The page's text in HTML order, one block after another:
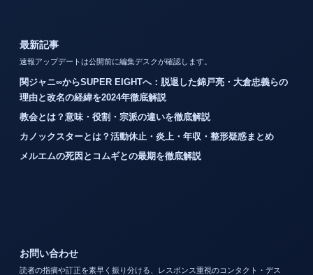
最新記事
速報アップデートは公開前に編集デスクが確認します。
関ジャニ∞からSUPER EIGHTへ：脱退した錦戸亮・大倉忠義らの
理由と改名の経緯を2024年徹底解説
教会とは？意味・役割・宗派の違いを徹底解説
カノックスターとは？活動休止・炎上・年収・整形疑惑まとめ
メルエムの死因とコムギとの最期を徹底解説
お問い合わせ
読者の指摘や訂正を素早く振り分ける、レスポンス重視のコンタクト・デス